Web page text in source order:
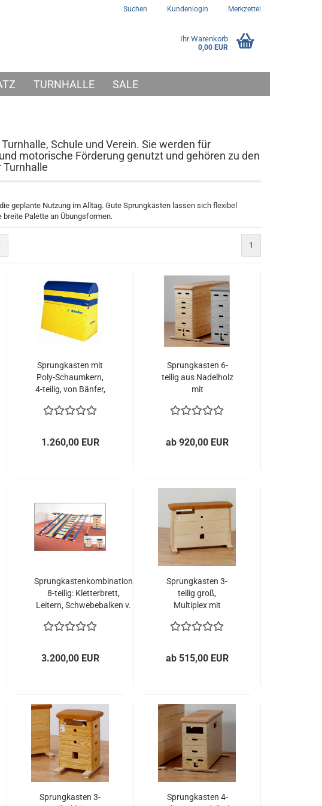
Suchen Kundenlogin Merkzettel
Ihr Warenkorb
0,00 EUR
TURNHALLE SALE
Schule und Verein. Sie werden für
motorische Förderung genutzt und gehören zu den
geplante Nutzung im Alltag. Gute Sprungkästen lassen sich flexibel
Palette an Übungsformen.
1
Sprungkasten mit
Poly-Schaumkern,
4-teilig, von Bänfer,
Vereine
1.260,00 EUR
Sprungkasten 6-
teilig aus Nadelholz
mit
v. Sportgeräte
ab 920,00 EUR
Sprungkastenkombination
8-teilig: Kletterbrett,
Leitern, Schwebebalken v.
3.200,00 EUR
Sprungkasten 3-
teilig groß,
Multiplex mit
von Sportgeräte
ab 515,00 EUR
Sprungkasten 3-
Sprungkasten 4-